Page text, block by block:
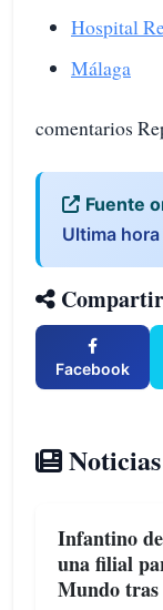
Hospital
Málaga
comentarios
Fuente
Ultima hora
Compartir
Facebook
Infantino
una filial
Mundo